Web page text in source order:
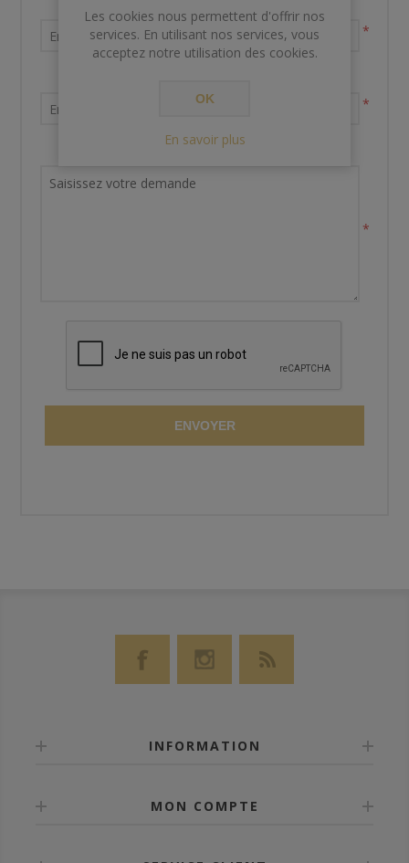
*
*
Demande de renseignements
*
ENVOYER
INFORMATION
MON COMPTE
Les cookies nous permettent d'offrir nos
services. En utilisant nos services, vous
acceptez notre utilisation des cookies.
OK
En savoir plus